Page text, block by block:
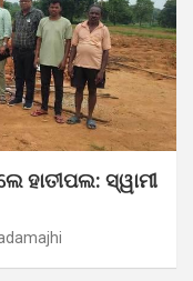
ହାତୀପଲ: ସ୍ୱାମୀ